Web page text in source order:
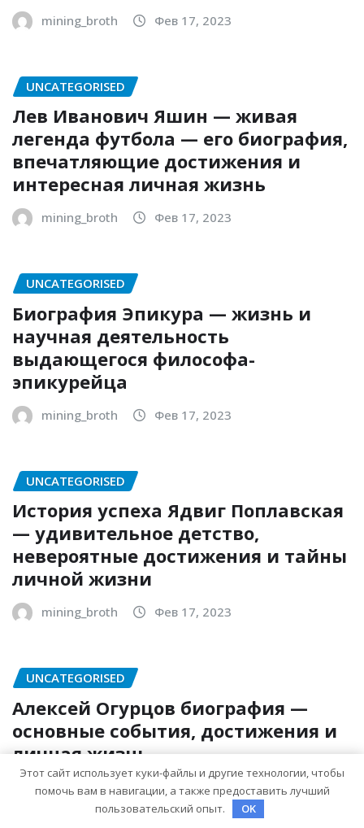
mining_broth Фев 17, 2023
UNCATEGORISED
Лев Иванович Яшин — живая
легенда футбола — его биография,
впечатляющие достижения и
интересная личная жизнь
mining_broth Фев 17, 2023
UNCATEGORISED
Биография Эпикура — жизнь и
научная деятельность
выдающегося философа-
эпикурейца
mining_broth Фев 17, 2023
UNCATEGORISED
История успеха Ядвиг Поплавская
— удивительное детство,
невероятные достижения и тайны
личной жизни
mining_broth Фев 17, 2023
UNCATEGORISED
Алексей Огурцов биография —
основные события, достижения и
личная жизнь
mining_broth Фев 17, 2023
Этот сайт использует куки-файлы и другие технологии, чтобы
помочь вам в навигации, а также предоставить лучший
пользовательский опыт.
OK